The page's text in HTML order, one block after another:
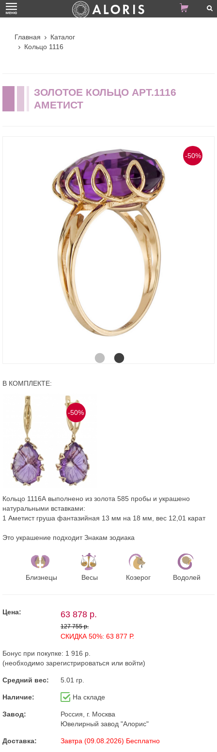
Главная
Каталог
Кольцо 1116
ЗОЛОТОЕ КОЛЬЦО АРТ.1116
АМЕТИСТ
-50%
В КОМПЛЕКТЕ:
-50%
Кольцо 1116А выполнено из золота 585 пробы и украшено
натуральными вставками:
1 Аметист груша фантазийная 13 мм на 18 мм, вес 12,01 карат
Это украшение подходит Знакам зодиака
Близнецы Весы Козерог Водолей
Цена: 63 878 р.
127 755 р.
СКИДКА 50%: 63 877 Р.
Бонус при покупке: 1 916 р.
(необходимо зарегистрироваться или войти)
Средний вес: 5.01 гр.
Наличие: На складе
Завод:
Россия, г. Москва
Ювелирный завод "Алорис"
Доставка: Завтра (09.08.2026) Бесплатно